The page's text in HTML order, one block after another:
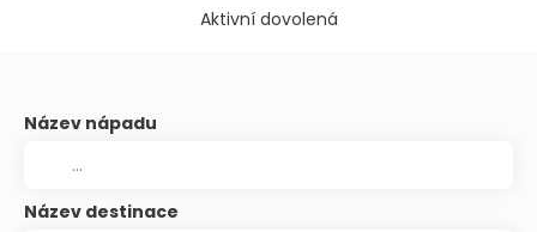
Aktivní dovolená
Název nápadu
Název destinace